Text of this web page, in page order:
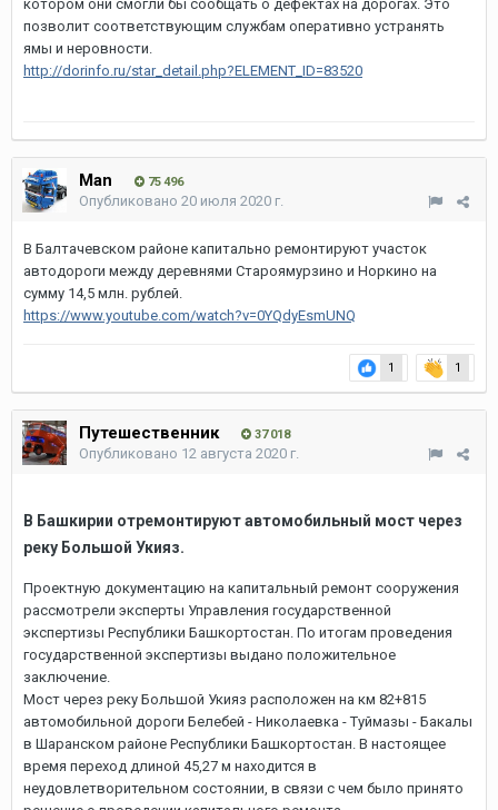
котором они смогли бы сообщать о дефектах на дорогах. Это
позволит соответствующим службам оперативно устранять
ямы и неровности.
http://dorinfo.ru/star_detail.php?ELEMENT_ID=83520
Man 75 496
Опубликовано 20 июля 2020 г.
В Балтачевском районе капитально ремонтируют участок
автодороги между деревнями Староямурзино и Норкино на
сумму 14,5 млн. рублей.
https://www.youtube.com/watch?v=0YQdyEsmUNQ
1 1
Путешественник 37 018
Опубликовано 12 августа 2020 г.
В Башкирии отремонтируют автомобильный мост через
реку Большой Укияз.
Проектную документацию на капитальный ремонт сооружения
рассмотрели эксперты Управления государственной
экспертизы Республики Башкортостан. По итогам проведения
государственной экспертизы выдано положительное
заключение.
Мост через реку Большой Укияз расположен на км 82+815
автомобильной дороги Белебей - Николаевка - Туймазы - Бакалы
в Шаранском районе Республики Башкортостан. В настоящее
время переход длиной 45,27 м находится в
неудовлетворительном состоянии, в связи с чем было принято